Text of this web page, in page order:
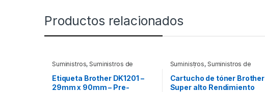
Productos relacionados
Suministros,Suministros de
Etiqueta Brother DK1201 –
29mm x 90mm – Pre-
Suministros, Suministros de
Impresión
Cartucho de tóner Brother
Super alto Rendimiento